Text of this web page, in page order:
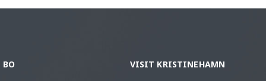
BO VISIT KRISTINEHAMN